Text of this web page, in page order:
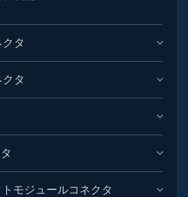
タ
タ
モジュールコネクタ